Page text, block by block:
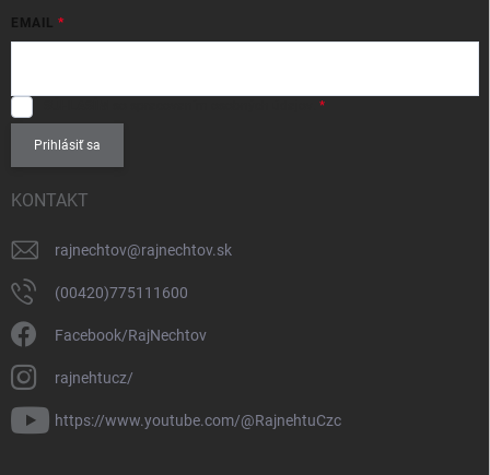
EMAIL
Prihlásiť sa
KONTAKT
rajnechtov@rajnechtov.sk
(00420)775111600
Facebook/RajNechtov
rajnehtucz/
https://www.youtube.com/@RajnehtuCzc